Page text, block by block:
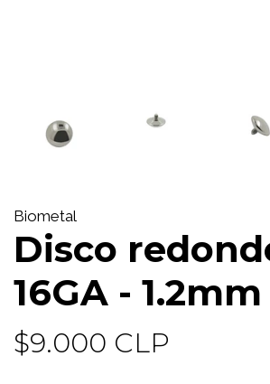
Biometal
Disco
16GA - 1.2mm
$9.000 CLP